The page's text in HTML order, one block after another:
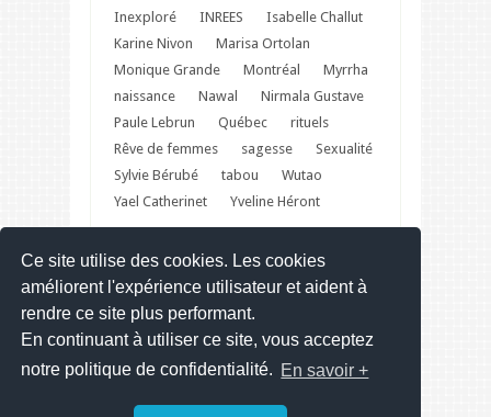
Ce site utilise des cookies. Les cookies
améliorent l'expérience utilisateur et aident à
rendre ce site plus performant.
En continuant à utiliser ce site, vous acceptez
notre politique de confidentialité. En savoir +
Inexploré
INREES
Isabelle Challut
Karine Nivon
Marisa Ortolan
Monique Grande
Montréal
Myrrha
naissance
Nawal
Nirmala Gustave
Paule Lebrun
Québec
rituels
Rêve de femmes
sagesse
Sexualité
Sylvie Bérubé
tabou
Wutao
Yael Catherinet
Yveline Héront
Festival du Féminin – Web site
Copyright © 2013 - 2022 - Design by